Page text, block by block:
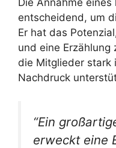
Die Annahme
entscheidend, um
Er hat das
und eine
die Mitglieder stark
Nachdruck
“Ein
erweckt eine